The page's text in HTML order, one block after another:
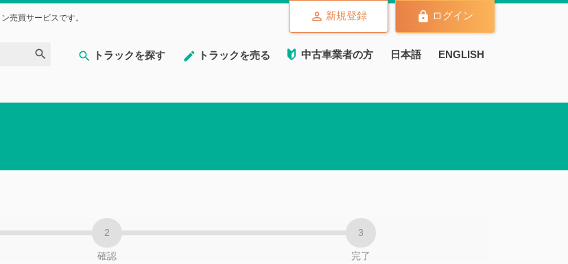
売買サービスです。
トラックを探す トラックを売る 中古車業者の方 日本語 ENGLISH
新規登録 ログイン
確認 完了